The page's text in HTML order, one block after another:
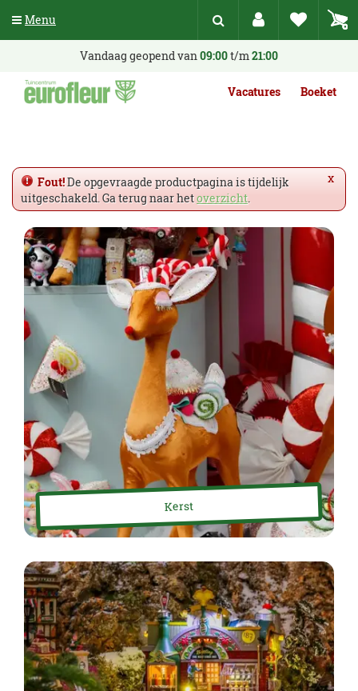
n
Vandaag geopend van09:00t/m21:00
Vacatures Boeket
x
Fout!De opgevraagde productpagina is tijdelijk
uitgeschakeld. Ga terug naar hetoverzicht.
Kerst
Menu